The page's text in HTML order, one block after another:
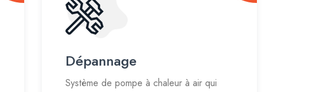
Dépannage
Système de pompe à chaleur à air qui